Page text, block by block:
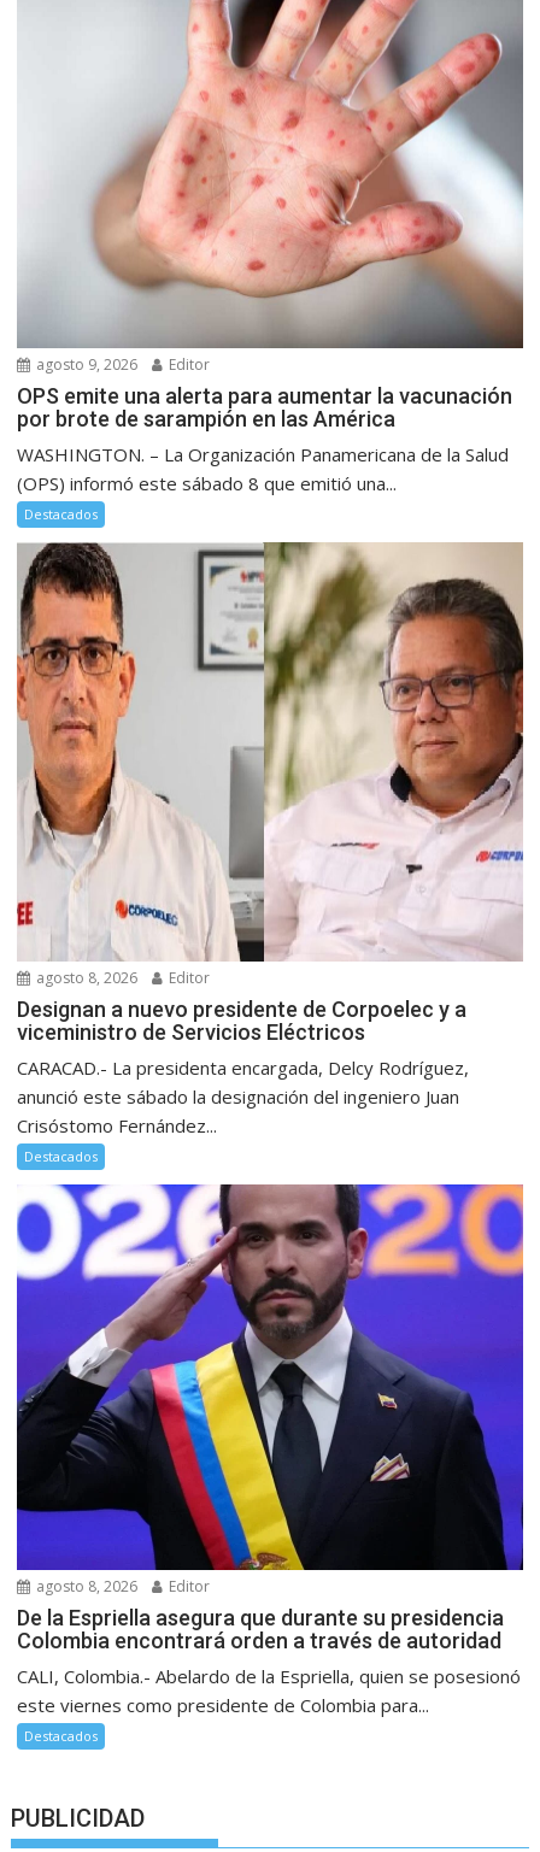
agosto 9, 2026 Editor
OPS emite una alerta para aumentar la vacunación
por brote de sarampión en las América
WASHINGTON. – La Organización Panamericana de la Salud
(OPS) informó este sábado 8 que emitió una...
Destacados
agosto 8, 2026 Editor
Designan a nuevo presidente de Corpoelec y a
viceministro de Servicios Eléctricos
CARACAD.- La presidenta encargada, Delcy Rodríguez,
anunció este sábado la designación del ingeniero Juan
Crisóstomo Fernández...
Destacados
agosto 8, 2026 Editor
De la Espriella asegura que durante su presidencia
Colombia encontrará orden a través de autoridad
CALI, Colombia.- Abelardo de la Espriella, quien se posesionó
este viernes como presidente de Colombia para...
Destacados
PUBLICIDAD